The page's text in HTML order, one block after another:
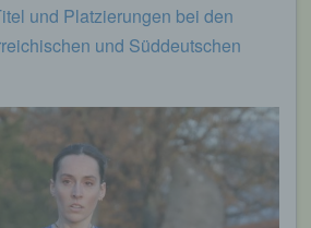
und Platzierungen bei den
und Süddeutschen